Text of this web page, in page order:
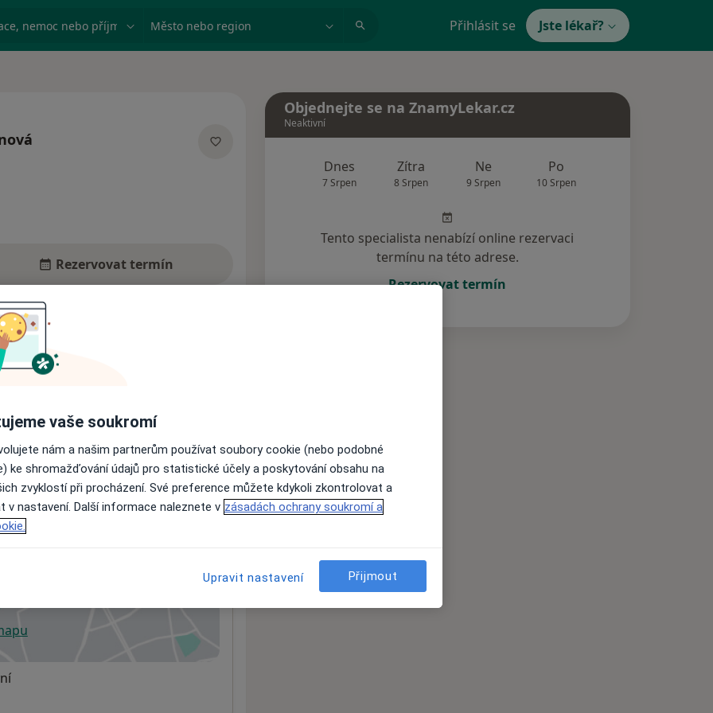
nemoc nebo příjmení Město nebo region Přihlásit se Jste lékař?
Rezervovat termín
nejsou k dispozici
informace o svých službách.
v nové záložce
Objednejte se na ZnamyLekar.cz
Neaktivní
Dnes
7 Srpen
Zítra
8 Srpen
Ne
9 Srpen
Po
10 Srpen
Tento specialista nenabízí online rezervaci
termínu na této adrese.
Rezervovat termín
vaše soukromí
nám a našim partnerům používat soubory cookie (nebo podobné
ke shromažďování údajů pro statistické účely a poskytování obsahu na
zvyklostí při procházení. Své preference můžete kdykoli zkontrolovat a
v nastavení. Další informace naleznete v zásadách ochrany soukromí a
Upravit nastavení Přijmout